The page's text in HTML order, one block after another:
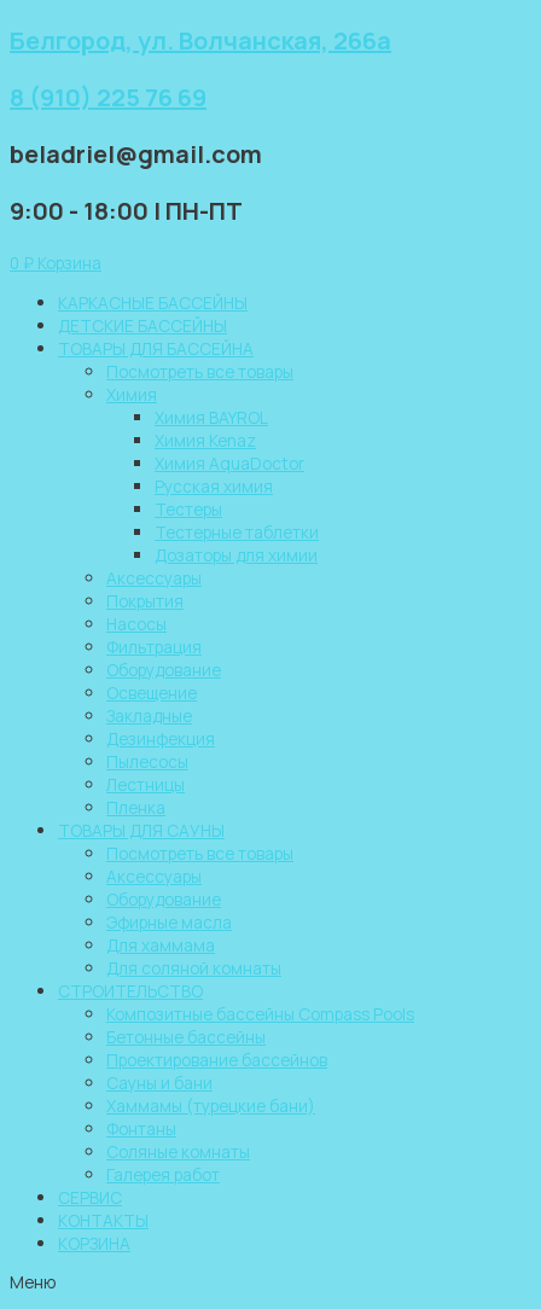
Перейти
к
содержимому
Белгород, ул. Волчанская, 266а
8 (910) 225 76 69
beladriel@gmail.com
9:00 - 18:00 | ПН-ПТ
0 ₽ Корзина
КАРКАСНЫЕ БАССЕЙНЫ
ДЕТСКИЕ БАССЕЙНЫ
ТОВАРЫ ДЛЯ БАССЕЙНА
Посмотреть все товары
Химия
Химия BAYROL
Химия Kenaz
Химия AquaDoctor
Русская химия
Тестеры
Тестерные таблетки
Дозаторы для химии
Аксессуары
Покрытия
Насосы
Фильтрация
Оборудование
Освещение
Закладные
Дезинфекция
Пылесосы
Лестницы
Пленка
ТОВАРЫ ДЛЯ САУНЫ
Посмотреть все товары
Аксессуары
Оборудование
Эфирные масла
Для хаммама
Для соляной комнаты
СТРОИТЕЛЬСТВО
Композитные бассейны Compass Pools
Бетонные бассейны
Проектирование бассейнов
Сауны и бани
Хаммамы (турецкие бани)
Фонтаны
Соляные комнаты
Галерея работ
СЕРВИС
КОНТАКТЫ
КОРЗИНА
Меню